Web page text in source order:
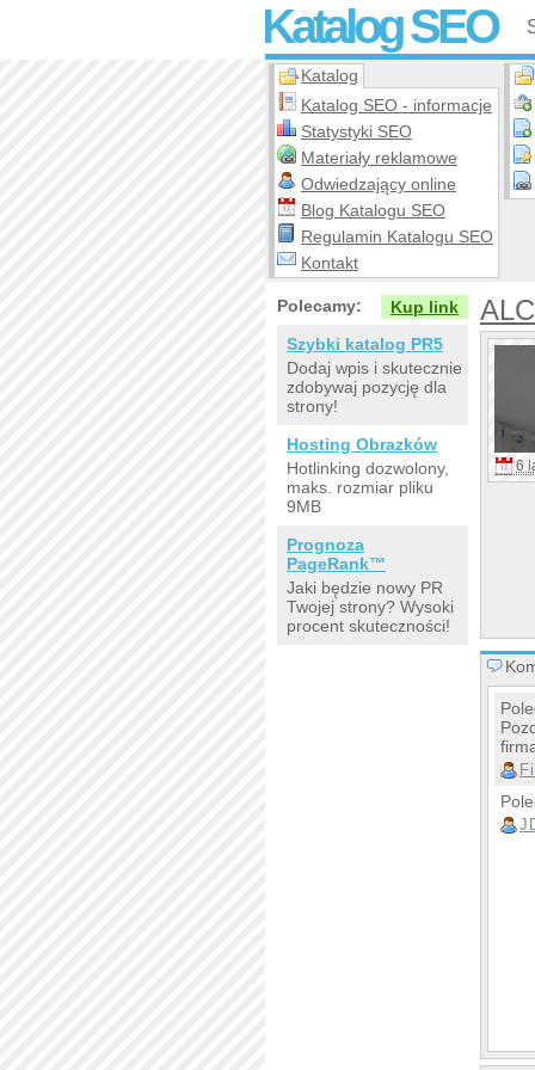
Katalog SEO
Katalog
Katalog SEO - informacje
Statystyki SEO
Materiały reklamowe
Odwiedzający online
Blog Katalogu SEO
Regulamin Katalogu SEO
Kontakt
6
Polecamy:
Kup link
Szybki katalog PR5
Dodaj wpis i skutecznie
zdobywaj pozycję dla
strony!
Hosting Obrazków
Hotlinking dozwolony,
maks. rozmiar pliku
9MB
Prognoza
PageRank™
Jaki będzie nowy PR
Twojej strony? Wysoki
procent skuteczności!